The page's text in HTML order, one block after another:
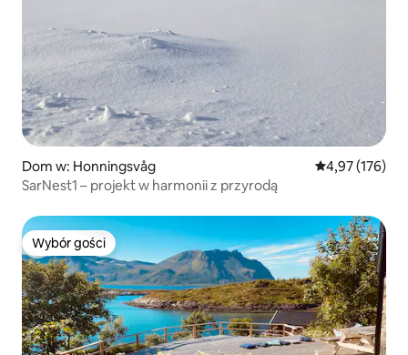
Dom w: Honningsvåg Średnia
4,97 (176)
SarNest1 – projekt w harmonii z przyrodą
Wybór gości
Wybór gości